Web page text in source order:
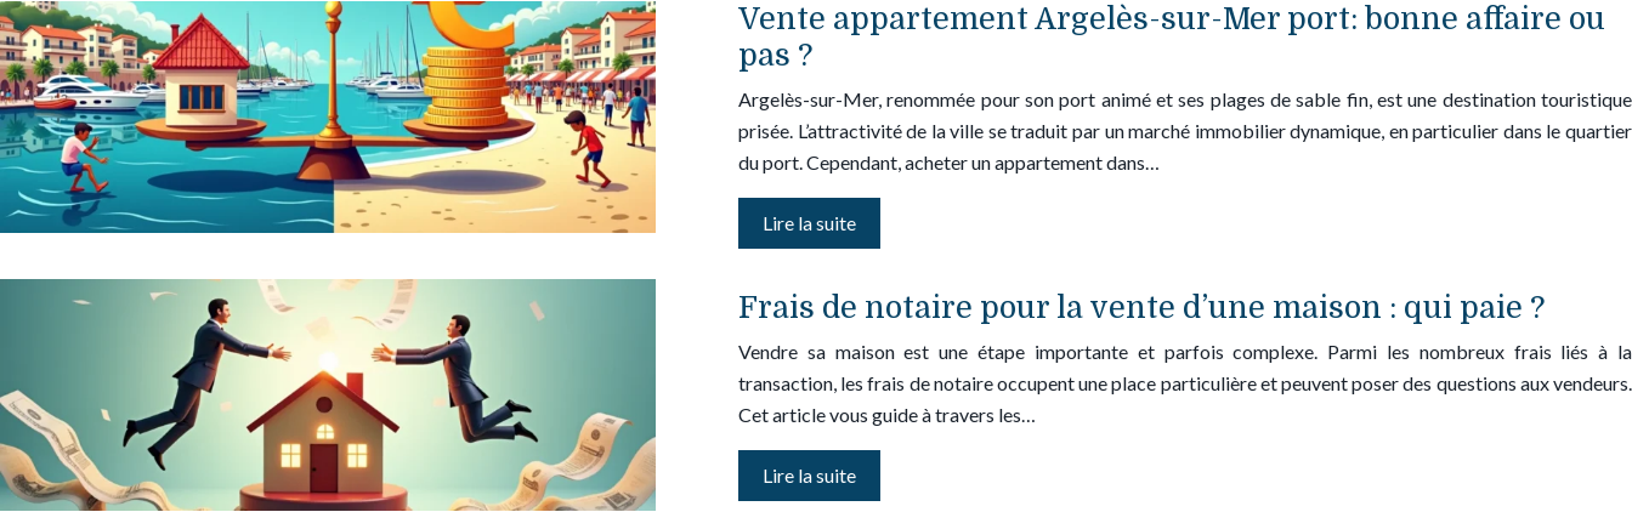
Vente appartement Argelès-sur-Mer port: bonne affaire ou
pas ?
Argelès-sur-Mer, renommée pour son port animé et ses plages de sable fin, est une destination touristique
prisée. L’attractivité de la ville se traduit par un marché immobilier dynamique, en particulier dans le quartier
du port. Cependant, acheter un appartement dans…
Lire la suite
Frais de notaire pour la vente d’une maison : qui paie ?
Vendre sa maison est une étape importante et parfois complexe. Parmi les nombreux frais liés à la
transaction, les frais de notaire occupent une place particulière et peuvent poser des questions aux vendeurs.
Cet article vous guide à travers les…
Lire la suite